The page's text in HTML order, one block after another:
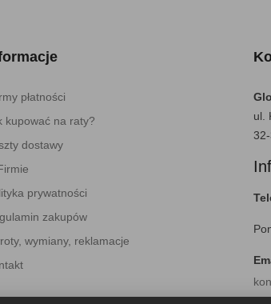
płatności
kupować na raty?
dostawy
prywatności
zakupów
wymiany, reklamacje
ul.